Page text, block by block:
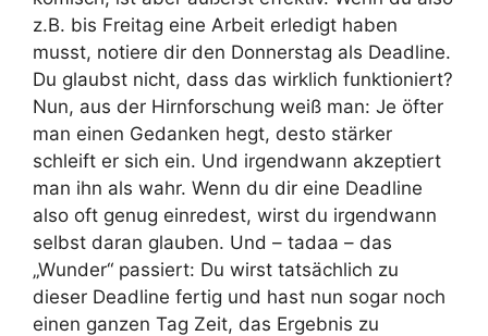
z.B. bis Freitag eine Arbeit erledigt haben
musst, notiere dir den Donnerstag als Deadline.
Du glaubst nicht, dass das wirklich funktioniert?
Nun, aus der Hirnforschung weiß man: Je öfter
man einen Gedanken hegt, desto stärker
schleift er sich ein. Und irgendwann akzeptiert
man ihn als wahr. Wenn du dir eine Deadline
also oft genug einredest, wirst du irgendwann
selbst daran glauben. Und – tadaa – das
„Wunder“ passiert: Du wirst tatsächlich zu
dieser Deadline fertig und hast nun sogar noch
einen ganzen Tag Zeit, das Ergebnis zu